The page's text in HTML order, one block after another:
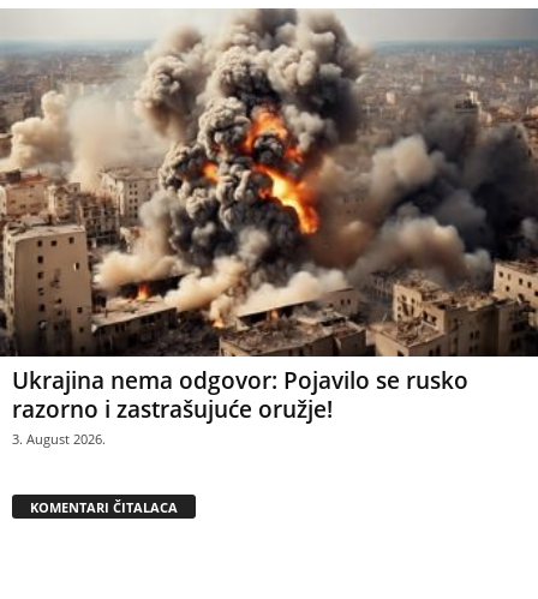
Ukrajina nema odgovor: Pojavilo se rusko
razorno i zastrašujuće oružje!
3. August 2026.
KOMENTARI ČITALACA